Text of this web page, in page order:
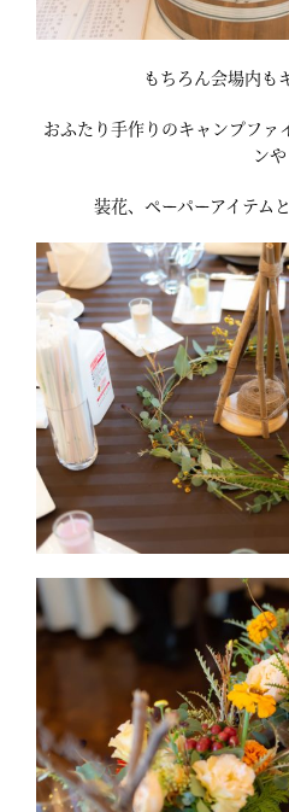
もちろん会場内も
おふたり手作りのキャンプファ
ンや
装花、ペーパーアイテム